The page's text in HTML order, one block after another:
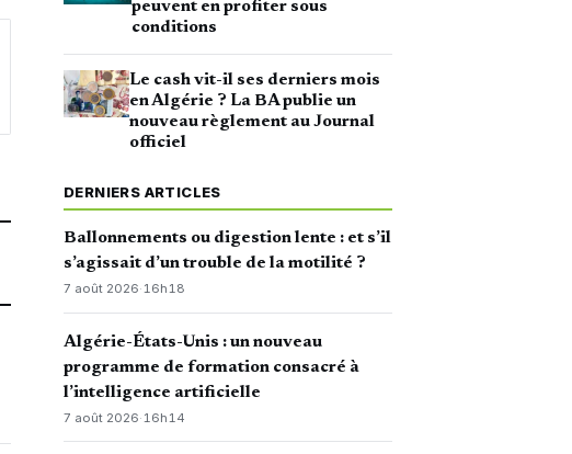
peuvent en profiter sous
conditions
Le cash vit-il ses derniers mois
en Algérie ? La BA publie un
nouveau règlement au Journal
officiel
DERNIERS ARTICLES
Ballonnements ou digestion lente : et s’il
s’agissait d’un trouble de la motilité ?
7 août 2026·16h18
Algérie-États-Unis : un nouveau
programme de formation consacré à
l’intelligence artificielle
7 août 2026· 16h14